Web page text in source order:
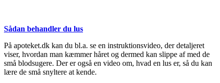
Sådan behandler du lus
På apoteket.dk kan du bl.a. se en instruktionsvideo, der detaljeret
viser, hvordan man kæmmer håret og dermed kan slippe af med de
små blodsugere. Der er også en video om, hvad en lus er, så du kan
lære de små snyltere at kende.